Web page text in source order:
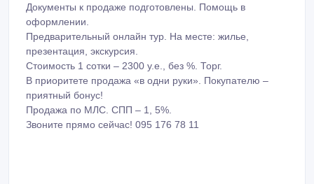
Документы к продаже подготовлены. Помощь в
оформлении.
Предварительный онлайн тур. На месте: жилье,
презентация, экскурсия.
Стоимость 1 сотки – 2300 у.е., без %. Торг.
В приоритете продажа «в одни руки». Покупателю –
приятный бонус!
Продажа по МЛС. СПП – 1, 5%.
Звоните прямо сейчас! 095 176 78 11